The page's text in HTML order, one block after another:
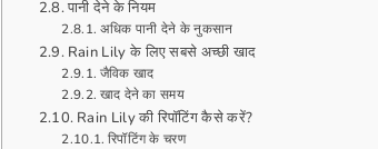
पानी देने के नियम
अधिक पानी देने के नुकसान
Rain Lily के लिए सबसे अच्छी खाद
जैविक खाद
खाद देने का समय
Rain Lily की रिपॉटिंग कैसे करें?
रिपॉटिंग के चरण